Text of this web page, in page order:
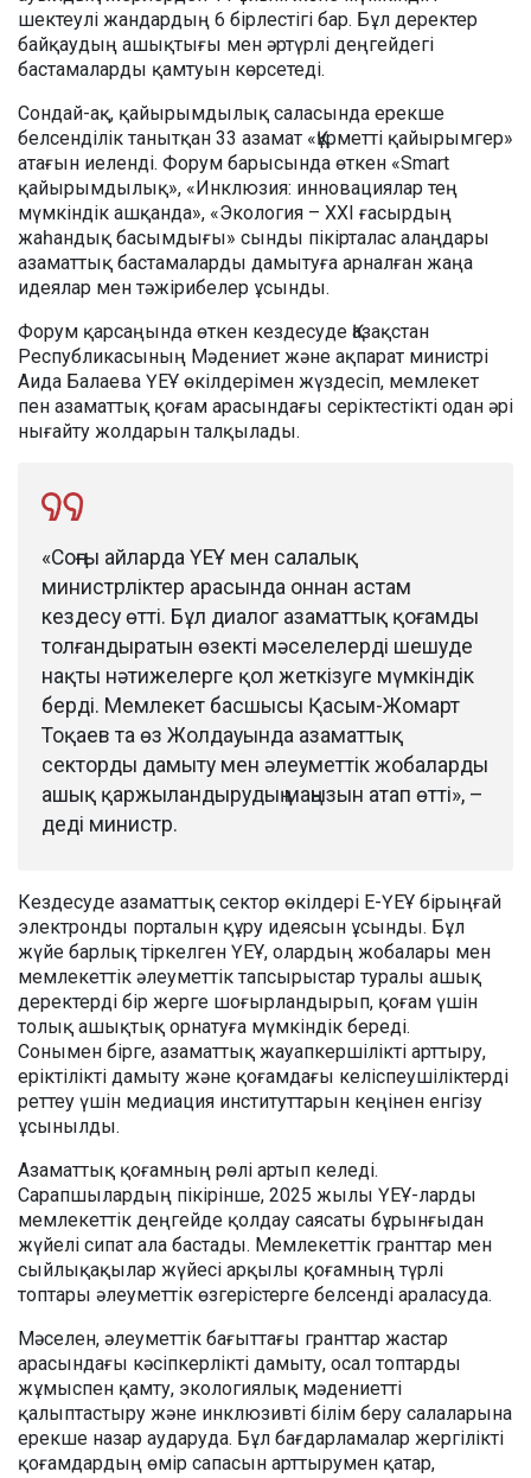
шектеулі жандардың 6 бірлестігі бар. Бұл деректер
байқаудың ашықтығы мен әртүрлі деңгейдегі
бастамаларды қамтуын көрсетеді.
Сондай-ақ, қайырымдылық саласында ерекше
белсенділік танытқан 33 азамат «Құрметті қайырымгер»
атағын иеленді. Форум барысында өткен «Smart
қайырымдылық», «Инклюзия: инновациялар тең
мүмкіндік ашқанда», «Экология – XXI ғасырдың
жаһандық басымдығы» сынды пікірталас алаңдары
азаматтық бастамаларды дамытуға арналған жаңа
идеялар мен тәжірибелер ұсынды.
Форум қарсаңында өткен кездесуде Қазақстан
Республикасының Мәдениет және ақпарат министрі
Аида Балаева ҮЕҰ өкілдерімен жүздесіп, мемлекет
пен азаматтық қоғам арасындағы серіктестікті одан әрі
нығайту жолдарын талқылады.
«Соңғы айларда ҮЕҰ мен салалық
министрліктер арасында оннан астам
кездесу өтті. Бұл диалог азаматтық қоғамды
толғандыратын өзекті мәселелерді шешуде
нақты нәтижелерге қол жеткізуге мүмкіндік
берді. Мемлекет басшысы Қасым-Жомарт
Тоқаев та өз Жолдауында азаматтық
секторды дамыту мен әлеуметтік жобаларды
ашық қаржыландырудың маңызын атап өтті», –
деді министр.
Кездесуде азаматтық сектор өкілдері E-ҮЕҰ бірыңғай
электронды порталын құру идеясын ұсынды. Бұл
жүйе барлық тіркелген ҮЕҰ, олардың жобалары мен
мемлекеттік әлеуметтік тапсырыстар туралы ашық
деректерді бір жерге шоғырландырып, қоғам үшін
толық ашықтық орнатуға мүмкіндік береді.
Сонымен бірге, азаматтық жауапкершілікті арттыру,
еріктілікті дамыту және қоғамдағы келіспеушіліктерді
реттеу үшін медиация институттарын кеңінен енгізу
ұсынылды.
Азаматтық қоғамның рөлі артып келеді.
Сарапшылардың пікірінше, 2025 жылы ҮЕҰ-ларды
мемлекеттік деңгейде қолдау саясаты бұрынғыдан
жүйелі сипат ала бастады. Мемлекеттік гранттар мен
сыйлықақылар жүйесі арқылы қоғамның түрлі
топтары әлеуметтік өзгерістерге белсенді араласуда.
Мәселен, әлеуметтік бағыттағы гранттар жастар
арасындағы кәсіпкерлікті дамыту, осал топтарды
жұмыспен қамту, экологиялық мәдениетті
қалыптастыру және инклюзивті білім беру салаларына
ерекше назар аударуда. Бұл бағдарламалар жергілікті
қоғамдардың өмір сапасын арттырумен қатар,